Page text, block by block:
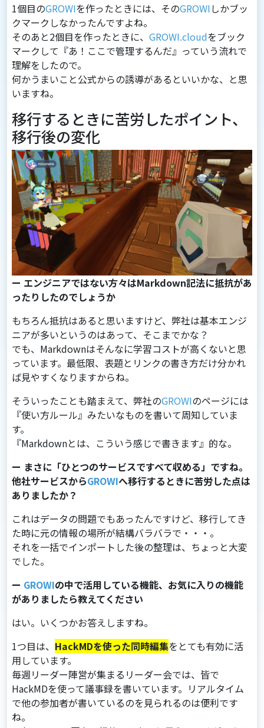
1個⽬のGROWIを作ったときには、そのGROWIしかブッ
クマークしなかったんですよね。
そのあと2個⽬を作ったときに、 GROWI.cloudをブック
マークして『あ！ここで管理するんだ』っていう流れで
理解をしたので。
何かうまいこと公式からの誘導があるといいかな、と思
いますね。
移行するときに苦労したポイント、
移行後の変化
ー エンジニアではない方々はMarkdown記法に抵抗があ
ったりしたのでしょうか
もちろん抵抗はあると思いますけど、弊社は基本エンジ
ニアが多いというのはあって、そこまでかな？
でも、Markdownはそんなに学習コストが⾼くないと思
っています。最低限、表題とリンクの書き⽅だけ分かれ
ば⾒やすくなりますからね。
そういったことも踏まえて、弊社のGROWIのページには
『使い⽅ルール』みたいなものを書いて周知していま
す。
『Markdownとは、こういう感じで書きます』的な。
ー まさに「ひとつのサービスですべて収める」ですね。
他社サービスからGROWIへ移行するときに苦労した点は
ありましたか？
これはデータの問題でもあったんですけど、移⾏してき
た時に元の情報の場所が結構バラバラで・・・。
それを⼀括でインポートした後の整理は、ちょっと⼤変
でした。
ー GROWIの中で活用している機能、お気に入りの機能
がありましたら教えてください
はい。いくつかお答えしますね。
1つ⽬は、 HackMDを使った同時編集をとても有効に活
⽤しています。
毎週リーダー陣営が集まるリーダー会では、皆で
HackMDを使って議事録を書いています。リアルタイム
で他の参加者が書いているのを⾒られるのは便利です
ね。